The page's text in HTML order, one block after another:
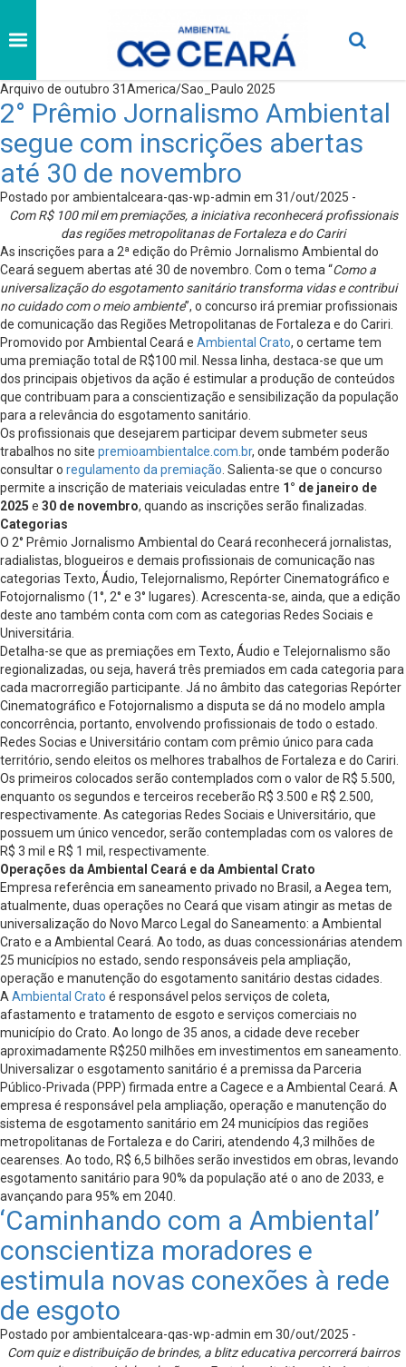
Arquivo de outubro 31America/Sao_Paulo 2025
2° Prêmio Jornalismo Ambiental
segue com inscrições abertas
até 30 de novembro
Postado por ambientalceara-qas-wp-admin em 31/out/2025 -
Com R$ 100 mil em premiações, a iniciativa reconhecerá profissionais
das regiões metropolitanas de Fortaleza e do Cariri
As inscrições para a 2ª edição do Prêmio Jornalismo Ambiental do
Ceará seguem abertas até 30 de novembro. Com o tema “Como a
universalização do esgotamento sanitário transforma vidas e contribui
no cuidado com o meio ambiente”, o concurso irá premiar profissionais
de comunicação das Regiões Metropolitanas de Fortaleza e do Cariri.
Promovido por Ambiental Ceará e Ambiental Crato, o certame tem
uma premiação total de R$100 mil. Nessa linha, destaca-se que um
dos principais objetivos da ação é estimular a produção de conteúdos
que contribuam para a conscientização e sensibilização da população
para a relevância do esgotamento sanitário.
Os profissionais que desejarem participar devem submeter seus
trabalhos no site premioambientalce.com.br, onde também poderão
consultar o regulamento da premiação . Salienta-se que o concurso
permite a inscrição de materiais veiculadas entre 1° de janeiro de
2025 e 30 de novembro, quando as inscrições serão finalizadas.
Categorias
O 2° Prêmio Jornalismo Ambiental do Ceará reconhecerá jornalistas,
radialistas, blogueiros e demais profissionais de comunicação nas
categorias Texto, Áudio, Telejornalismo, Repórter Cinematográfico e
Fotojornalismo (1°, 2° e 3° lugares). Acrescenta-se, ainda, que a edição
deste ano também conta com com as categorias Redes Sociais e
Universitária.
Detalha-se que as premiações em Texto, Áudio e Telejornalismo são
regionalizadas, ou seja, haverá três premiados em cada categoria para
cada macrorregião participante. Já no âmbito das categorias Repórter
Cinematográfico e Fotojornalismo a disputa se dá no modelo ampla
concorrência, portanto, envolvendo profissionais de todo o estado.
Redes Socias e Universitário contam com prêmio único para cada
território, sendo eleitos os melhores trabalhos de Fortaleza e do Cariri.
Os primeiros colocados serão contemplados com o valor de R$ 5.500,
enquanto os segundos e terceiros receberão R$ 3.500 e R$ 2.500,
respectivamente. As categorias Redes Sociais e Universitário, que
possuem um único vencedor, serão contempladas com os valores de
R$ 3 mil e R$ 1 mil, respectivamente.
Operações da Ambiental Ceará e da Ambiental Crato
Empresa referência em saneamento privado no Brasil, a Aegea tem,
atualmente, duas operações no Ceará que visam atingir as metas de
universalização do Novo Marco Legal do Saneamento: a Ambiental
Crato e a Ambiental Ceará. Ao todo, as duas concessionárias atendem
25 municípios no estado, sendo responsáveis pela ampliação,
operação e manutenção do esgotamento sanitário destas cidades.
A Ambiental Crato é responsável pelos serviços de coleta,
afastamento e tratamento de esgoto e serviços comerciais no
município do Crato. Ao longo de 35 anos, a cidade deve receber
aproximadamente R$250 milhões em investimentos em saneamento.
Universalizar o esgotamento sanitário é a premissa da Parceria
Público-Privada (PPP) firmada entre a Cagece e a Ambiental Ceará. A
empresa é responsável pela ampliação, operação e manutenção do
sistema de esgotamento sanitário em 24 municípios das regiões
metropolitanas de Fortaleza e do Cariri, atendendo 4,3 milhões de
cearenses. Ao todo, R$ 6,5 bilhões serão investidos em obras, levando
esgotamento sanitário para 90% da população até o ano de 2033, e
avançando para 95% em 2040.
‘Caminhando com a Ambiental’
conscientiza moradores e
estimula novas conexões à rede
de esgoto
Postado por ambientalceara-qas-wp-admin em 30/out/2025 -
Com quiz e distribuição de brindes, a blitz educativa percorrerá bairros